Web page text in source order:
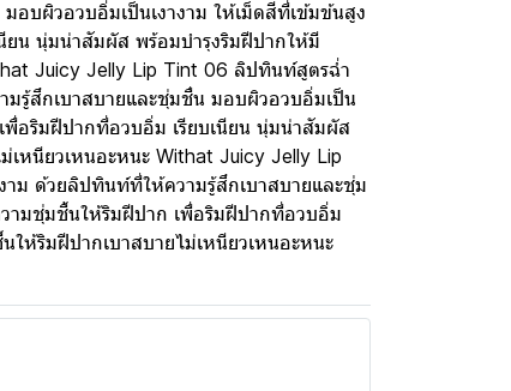
บผิวอวบอิ่มเป็นเงางาม ให้เม็ดสีที่เข้มข้นสูง
น นุ่มน่าสัมผัส พร้อมบำรุงริมฝีปากให้มี
Juicy Jelly Lip Tint 06 ลิปทินท์สูตรฉ่ำ
รู้สึกเบาสบายและชุ่มชื่น มอบผิวอวบอิ่มเป็น
อริมฝีปากที่อวบอิ่ม เรียบเนียน นุ่มน่าสัมผัส
หนียวเหนอะหนะ Withat Juicy Jelly Lip
ม ด้วยลิปทินท์ที่ให้ความรู้สึกเบาสบายและชุ่ม
มชุ่มชื้นให้ริมฝีปาก เพื่อริมฝีปากที่อวบอิ่ม
ห้ริมฝีปากเบาสบายไม่เหนียวเหนอะหนะ